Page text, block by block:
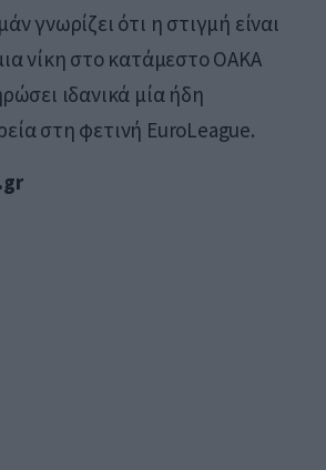
γνωρίζει ότι η στιγμή είναι
νίκη στο κατάμεστο ΟΑΚΑ
ιδανικά μία ήδη
στη φετινή EuroLeague.